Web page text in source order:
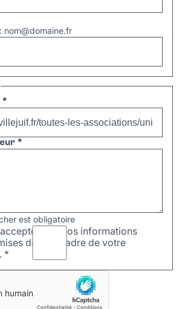
nom@domaine.fr
*
*
est obligatoire
que vos informations
dans le cadre de votre
*